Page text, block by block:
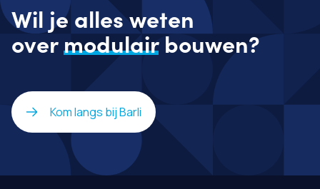
Wil je alles weten
overmodulairbouwen?
Kom langs bij Barli